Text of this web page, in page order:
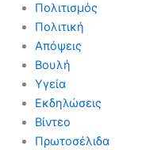
Πολιτισμός
Πολιτική
Απόψεις
Βουλή
Υγεία
Εκδηλώσεις
Βίντεο
Πρωτοσέλιδα